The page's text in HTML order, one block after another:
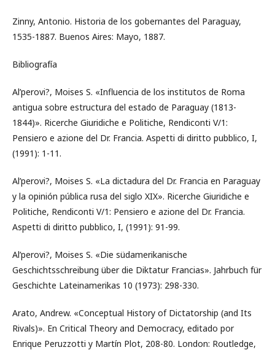
Zinny, Antonio. Historia de los gobernantes del Paraguay,
1535-1887. Buenos Aires: Mayo, 1887.
Bibliografía
Al’perovi?, Moises S. «Influencia de los institutos de Roma
antigua sobre estructura del estado de Paraguay (1813-
1844)». Ricerche Giuridiche e Politiche, Rendiconti V/1:
Pensiero e azione del Dr. Francia. Aspetti di diritto pubblico, I,
(1991): 1-11.
Al’perovi?, Moises S. «La dictadura del Dr. Francia en Paraguay
y la opinión pública rusa del siglo XIX». Ricerche Giuridiche e
Politiche, Rendiconti V/1: Pensiero e azione del Dr. Francia.
Aspetti di diritto pubblico, I, (1991): 91-99.
Al’perovi?, Moises S. «Die südamerikanische
Geschichtsschreibung über die Diktatur Francias». Jahrbuch für
Geschichte Lateinamerikas 10 (1973): 298-330.
Arato, Andrew. «Conceptual History of Dictatorship (and Its
Rivals)». En Critical Theory and Democracy, editado por
Enrique Peruzzotti y Martín Plot, 208-80. London: Routledge,